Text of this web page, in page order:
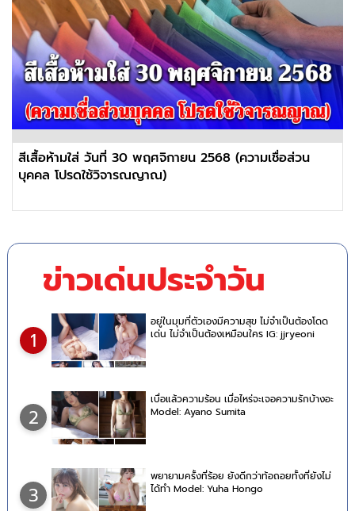
สีเสื้อห้ามใส่ วันที่ 30 พฤศจิกายน 2568 (ความเชื่อส่วน
บุคคล โปรดใช้วิจารณญาณ)
ข่าวเด่นประจำวัน
1
อยู่ในมุมที่ตัวเองมีความสุข ไม่จำเป็นต้องโดด
เด่น ไม่จำเป็นต้องเหมือนใคร IG: jjryeoni
2
เบื่อแล้วความร้อน เมื่อไหร่จะเจอความรักบ้างอะ
Model: Ayano Sumita
3
พยายามครั้งที่ร้อย ยังดีกว่าท้อถอยทั้งที่ยังไม่
ได้ทำ Model: Yuha Hongo